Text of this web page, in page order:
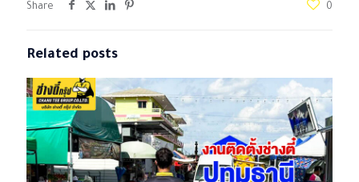
Share 0
Related posts